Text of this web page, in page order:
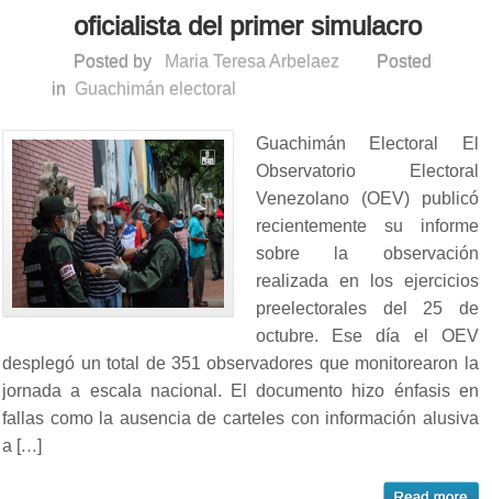
oficialista del primer simulacro
Posted by Maria Teresa Arbelaez
Posted
in Guachimán electoral
Guachimán Electoral El
Observatorio Electoral
Venezolano (OEV) publicó
recientemente su informe
sobre la observación
realizada en los ejercicios
preelectorales del 25 de
octubre. Ese día el OEV
desplegó un total de 351 observadores que monitorearon la
jornada a escala nacional. El documento hizo énfasis en
fallas como la ausencia de carteles con información alusiva
a […]